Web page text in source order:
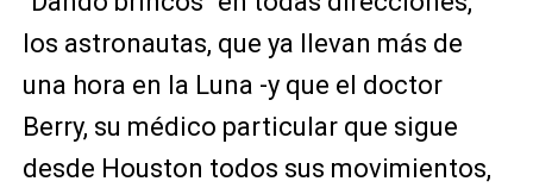
los astronautas, que ya llevan más de
una hora en la Luna -y que el doctor
Berry, su médico particular que sigue
desde Houston todos sus movimientos,